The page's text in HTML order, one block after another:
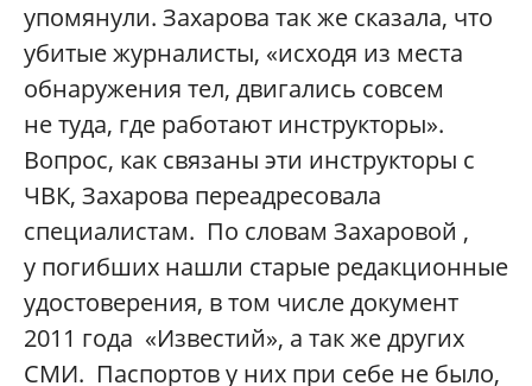
упомянули. Захарова так же сказала, что
убитые журналисты, «исходя из места
обнаружения тел, двигались совсем
не туда, где работают инструкторы».
Вопрос, как связаны эти инструкторы с
ЧВК, Захарова переадресовала
специалистам. По словам Захаровой ,
у погибших нашли старые редакционные
удостоверения, в том числе документ
2011 года «Известий», а так же других
СМИ. Паспортов у них при себе не было,